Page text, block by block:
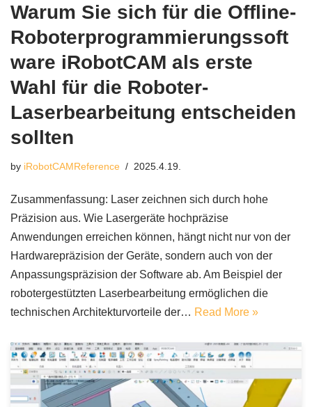
Warum Sie sich für die Offline-
Roboterprogrammierungssoft
ware iRobotCAM als erste
Wahl für die Roboter-
Laserbearbeitung entscheiden
sollten
by iRobotCAMReference 2025.4.19.
Zusammenfassung: Laser zeichnen sich durch hohe
Präzision aus. Wie Lasergeräte hochpräzise
Anwendungen erreichen können, hängt nicht nur von der
Hardwarepräzision der Geräte, sondern auch von der
Anpassungspräzision der Software ab. Am Beispiel der
robotergestützten Laserbearbeitung ermöglichen die
technischen Architekturvorteile der… Read More »